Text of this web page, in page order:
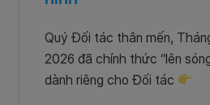
Quý Đối tác thân mến,
2026 đã chính thức “lên
dành riêng cho Đối tác